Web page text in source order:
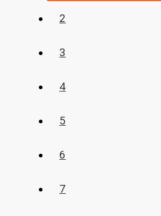
2
3
4
5
6
7